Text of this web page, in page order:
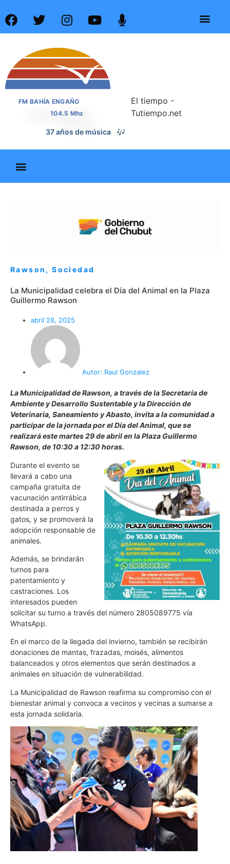
FM BAHÍA ENGAÑO
104.5 Mhz
37 años de noticias 📰
El tiempo -
Tutiempo.net
Rawson ,Sociedad
La Municipalidad celebra el Día del Animal en la Plaza
Guillermo Rawson
abril 28, 2025
Autor: Raul Gonzalez
La Municipalidad de Rawson, a través de la Secretaría de
Ambiente y Desarrollo Sustentable y la Dirección de
Veterinaria, Saneamiento y Abasto, invita a la comunidad a
participar de la jornada por el Día del Animal, que se
realizará este martes 29 de abril en la Plaza Guillermo
Rawson, de 10:30 a 12:30 horas.
Durante el evento se
llevará a cabo una
campaña gratuita de
vacunación antirrábica
destinada a perros y
gatos, y se promoverá la
adopción responsable de
animales.
Además, se brindarán
turnos para
patentamiento y
castraciones. Los
interesados pueden
solicitar su turno a través del número 2805089775 vía
WhatsApp.
En el marco de la llegada del invierno, también se recibirán
donaciones de mantas, frazadas, moisés, alimentos
balanceados y otros elementos que serán destinados a
animales en situación de vulnerabilidad.
La Municipalidad de Rawson reafirma su compromiso con el
bienestar animal y convoca a vecinos y vecinas a sumarse a
esta jornada solidaria.